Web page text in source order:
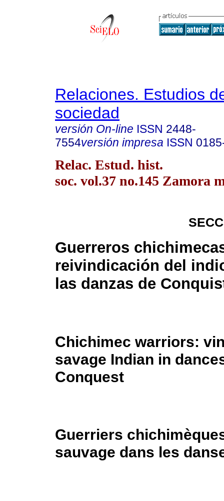
Relaciones. Estudios
sociedad
versión On-line ISSN 2448-
7554versión impresa ISSN
Relac. Estud. hist.
soc. vol.37 no.145 Zamora
Guerreros
reivindicación del
las danzas de
Chichimec warriors:
savage Indian in
Conquest
Guerriers
sauvage dans les